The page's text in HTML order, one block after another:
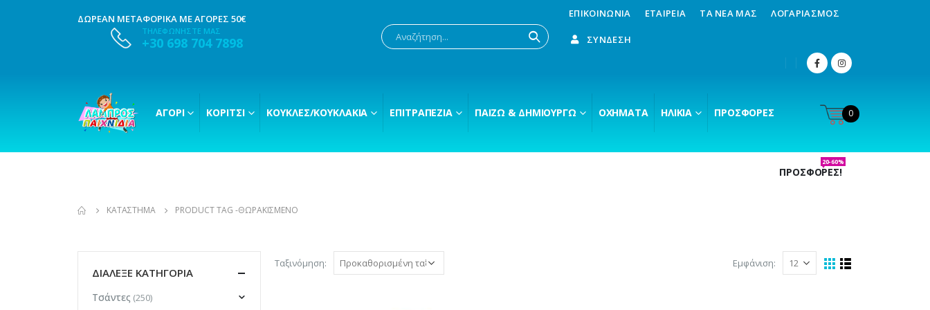
ΔΩΡΕΑΝ ΜΕΤΑΦΟΡΙΚΑ ΜΕ ΑΓΟΡΕΣ 50€
ΤΗΛΕΦΩΝΗΣΤΕ ΜΑΣ
+30 698 704 7898
ΕΠΙΚΟΙΝΩΝΊΑ ΕΤΑΙΡΕΊΑ ΤΑ ΝΈΑ ΜΑΣ ΛΟΓΑΡΙΑΣΜΌΣ
ΣΎΝΔΕΣΗ
ΑΓΌΡΙ ΚΟΡΊΤΣΙ ΚΟΎΚΛΕΣ/ΚΟΥΚΛΆΚΙΑ ΕΠΙΤΡΑΠΈΖΙΑ ΠΑΊΖΩ & ΔΗΜΙΟΥΡΓΏ ΟΧΉΜΑΤΑ ΗΛΙΚΊΑ ΠΡΟΣΦΟΡΈΣ 0
ΠΡΟΣΦΟΡΕΣ!
20-60%
ΚΑΤΆΣΤΗΜΑ PRODUCT TAG -ΘΩΡΑΚΙΣΜΈΝΟ
Ταξινόμηση: Εμφάνιση:
ΔΙΑΛΕΞΕ ΚΑΤΗΓΟΡΙΑ
Τσάντες (250)